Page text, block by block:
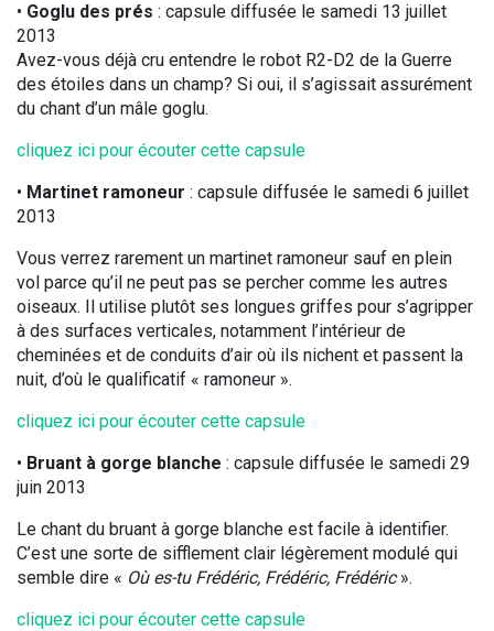
• Goglu des prés : capsule diffusée le samedi 13 juillet
2013
Avez-vous déjà cru entendre le robot R2-D2 de la Guerre
des étoiles dans un champ? Si oui, il s’agissait assurément
du chant d’un mâle goglu.
cliquez ici pour écouter cette capsule
• Martinet ramoneur : capsule diffusée le samedi 6 juillet
2013
Vous verrez rarement un martinet ramoneur sauf en plein
vol parce qu’il ne peut pas se percher comme les autres
oiseaux. Il utilise plutôt ses longues griffes pour s’agripper
à des surfaces verticales, notamment l’intérieur de
cheminées et de conduits d’air où ils nichent et passent la
nuit, d’où le qualificatif « ramoneur ».
cliquez ici pour écouter cette capsule
• Bruant à gorge blanche : capsule diffusée le samedi 29
juin 2013
Le chant du bruant à gorge blanche est facile à identifier.
C’est une sorte de sifflement clair légèrement modulé qui
semble dire « Où es-tu Frédéric, Frédéric, Frédéric».
cliquez ici pour écouter cette capsule